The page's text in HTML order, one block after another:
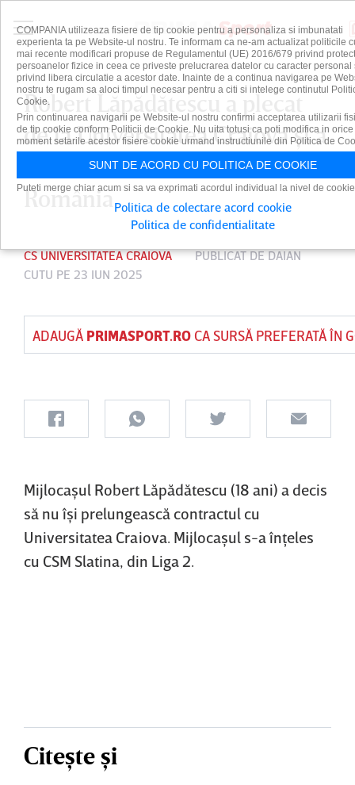
Robert Lăpădătescu a plecat
de la Universitatea Craiova şi a
semnat cu alt club din
România
CS UNIVERSITATEA CRAIOVA PUBLICAT DEDAIAN
CUTU PE 23 IUN 2025
ADAUGĂ PRIMASPORT.ROCA SURSĂ PREFERATĂ ÎN
Mijlocaşul Robert Lăpădătescu (18 ani) a decis
să nu îşi prelungească contractul cu
Universitatea Craiova. Mijlocaşul s-a înţeles
cu CSM Slatina, din Liga 2.
Citește și
COMPANIA utilizeaza fisiere de tip cookie pentru a personaliza si imbunatati
experienta ta pe Website-ul nostru. Te informam ca ne-am actualizat politicile
mai recente modificari propuse de Regulamentul (UE) 2016/679 privind
persoanelor fizice in ceea ce priveste prelucrarea datelor cu caracter personal
privind libera circulatie a acestor date. Inainte de a continua navigarea pe
nostru te rugam sa aloci timpul necesar pentru a citi si intelege continutul
Cookie.
Prin continuarea navigarii pe Website-ul nostru confirmi acceptarea utilizarii
de tip cookie conform Politicii de Cookie. Nu uita totusi ca poti modifica in orice
moment setarile acestor fisiere cookie urmand instructiunile din Politica de
SUNT DE ACORD CU POLITICA DE COOKIE
Puteti merge chiar acum si sa va exprimati acordul individual la nivel de
Politica de colectare acord cookie
Politica de confidentialitate